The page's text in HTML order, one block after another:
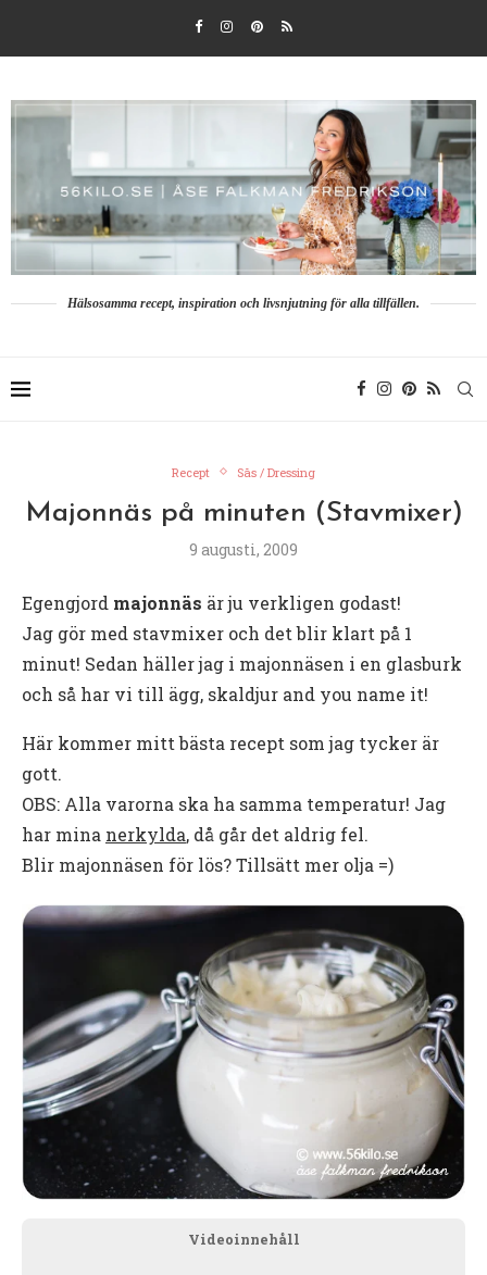
Hälsosamma recept, inspiration och livsnjutning för alla tillfällen.
Recept Sås / Dressing
Majonnäs på minuten (Stavmixer)
9 augusti, 2009
Egengjord majonnäs är ju verkligen godast!
Jag gör med stavmixer och det blir klart på 1
minut! Sedan häller jag i majonnäsen i en glasburk
och så har vi till ägg, skaldjur and you name it!
Här kommer mitt bästa recept som jag tycker är
gott.
OBS: Alla varorna ska ha samma temperatur! Jag
har mina nerkylda, då går det aldrig fel.
Blir majonnäsen för lös? Tillsätt mer olja =)
Videoinnehåll